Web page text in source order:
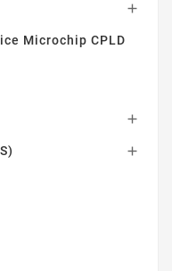

Microchip CPLD

